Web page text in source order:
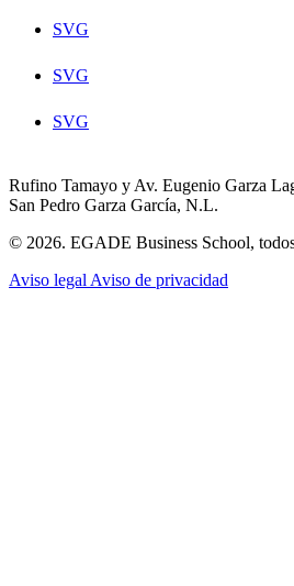
SVG
SVG
SVG
Rufino Tamayo y Av. Eugenio Garza
San Pedro Garza García, N.L.
© 2026. EGADE Business School,
Aviso legal Aviso de privacidad